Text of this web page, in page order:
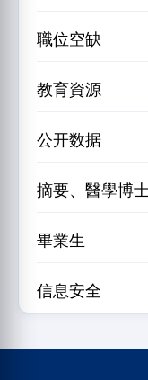
職位空缺
教育資源
公开数据
摘要、醫學博
畢業生
信息安全